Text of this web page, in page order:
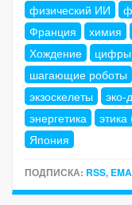
физический ИИ
Франция
химия
Хождение
цифры
шагающие роботы
экзоскелеты
эко-
энергетика
этика
Япония
ПОДПИСКА: RSS,